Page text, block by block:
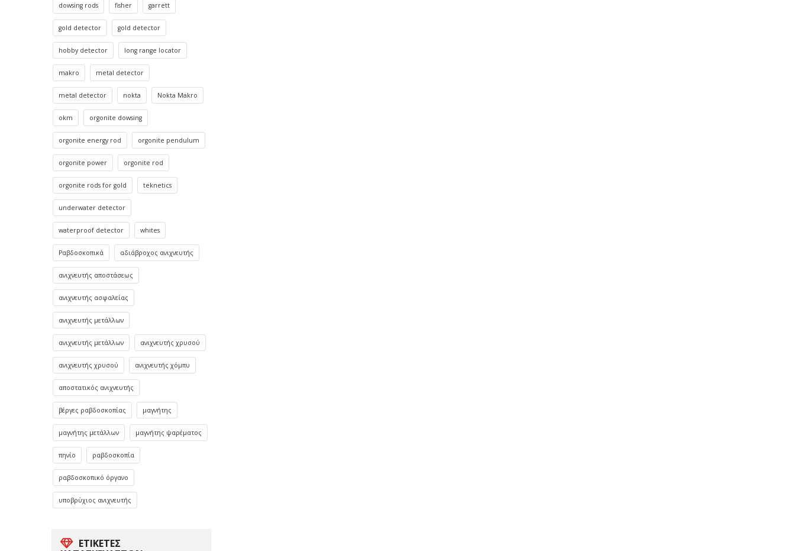
dowsing rods fisher garrett
gold detector gold detector
hobby detector long range locator
makro metal detector
metal detector nokta Nokta Makro
okm orgonite dowsing
orgonite energy rod orgonite pendulum
orgonite power orgonite rod
orgonite rods for gold teknetics
underwater detector
waterproof detector whites
Ραβδοσκοπικά αδιάβροχος ανιχνευτής
ανιχνευτής αποστάσεως
ανιχνευτής ασφαλείας
ανιχνευτής μετάλλων
ανιχνευτής μετάλλων ανιχνευτής χρυσού
ανιχνευτής χρυσού ανιχνευτής χόμπυ
αποστατικός ανιχνευτής
βέργες ραβδοσκοπίας μαγνήτης
μαγνήτης μετάλλων μαγνήτης ψαρέματος
πηνίο ραβδοσκοπία
ραβδοσκοπικό όργανο
υποβρύχιος ανιχνευτής
ΕΤΙΚΈΤΕΣ